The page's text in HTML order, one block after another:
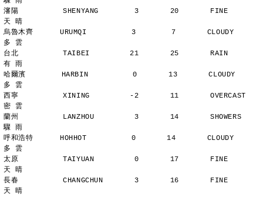
瀋陽          SHENYANG        3       20       FINE
天 晴
烏魯木齊      URUMQI          3        7       CLOUDY
多 雲
台北          TAIBEI         21       25       RAIN
有 雨
哈爾濱        HARBIN          0       13       CLOUDY
多 雲
西寧          XINING         -2       11       OVERCAST
密 雲
蘭州          LANZHOU         3       14       SHOWERS
驟 雨
呼和浩特      HOHHOT          0       14       CLOUDY
多 雲
太原          TAIYUAN         0       17       FINE
天 晴
長春          CHANGCHUN       3       16       FINE
天 晴